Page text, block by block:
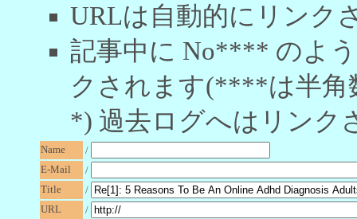
URLは自動的にリンク
記事中に No**** のよ
クされます(****は半角
*) 過去ログへはリンク
Name
/
E-Mail
/
Title
/
URL
/